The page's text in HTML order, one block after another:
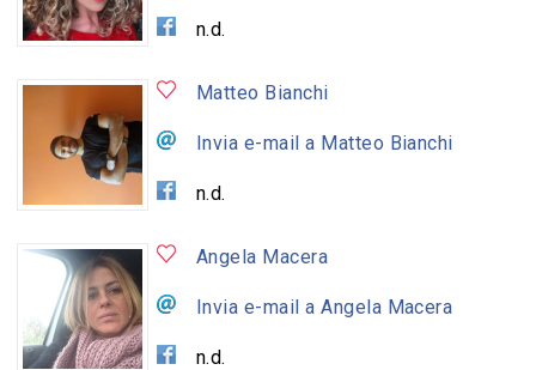
n.d.
Matteo Bianchi
Invia e-mail a Matteo Bianchi
n.d.
Angela Macera
Invia e-mail a Angela Macera
n.d.